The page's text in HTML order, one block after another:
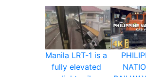
Manila LRT-1 is a
fully elevated